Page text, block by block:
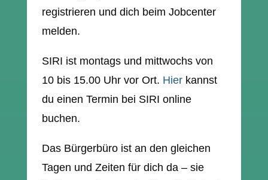
registrieren und dich beim Jobcenter
melden.
SIRI ist montags und mittwochs von
10 bis 15.00 Uhr vor Ort. Hierkannst
du einen Termin bei SIRI online
buchen.
Das Bürgerbüro ist an den gleichen
Tagen und Zeiten für dich da – sie